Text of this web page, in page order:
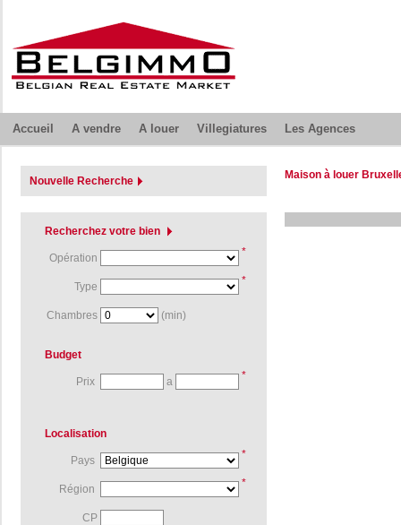
Accueil A vendre A louer Villegiatures Les Agences
Nouvelle Recherche
Recherchez votre bien
Opération *
Type *
Chambres (min)
Budget
Prix a *
Localisation
Pays *
Région *
CP
Maison à louer